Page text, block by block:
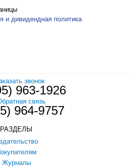
и дивидендная политика
звонок
963-1926
связь
964-9757
РАЗДЕЛЫ
Журналы